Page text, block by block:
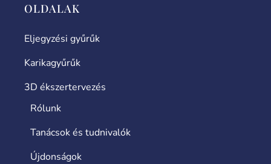
OLDALAK
Eljegyzési gyűrűk
Karikagyűrűk
3D ékszertervezés
Rólunk
Tanácsok és tudnivalók
Újdonságok